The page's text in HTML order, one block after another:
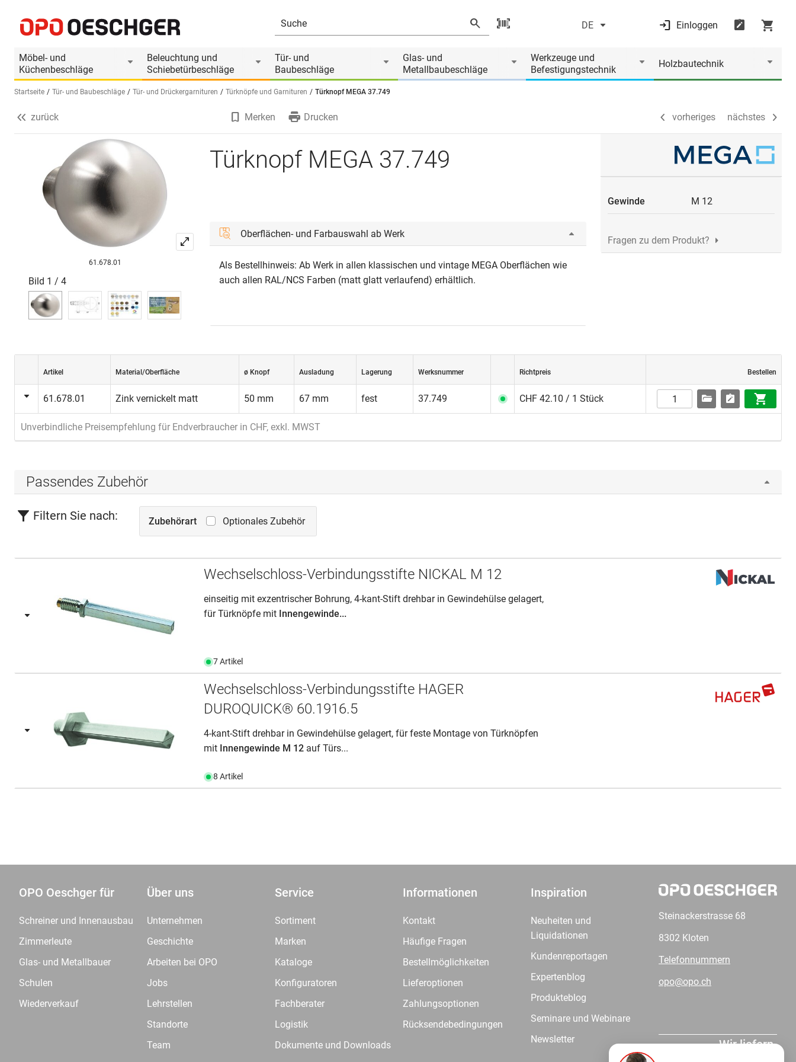
DE Einloggen
Möbel- und
Küchenbeschläge
Beleuchtung und
Schiebetürbeschläge
Tür- und
Baubeschläge
Glas- und
Metallbaubeschläge
Werkzeuge und
Befestigungstechnik
Holzbautechnik
Sprache wählen (DE)
Startseite Tür- und Baubeschläge Tür- und Drückergarnituren Türknöpfe und Garnituren Türknopf MEGA 37.749
Produktinformationen
Passendes Zubehör vorheriges nächstes
zurück Merken Drucken vorheriges nächstes
61.678.01
Bild 1 / 4
Türknopf MEGA 37.749
Oberflächen- und Farbauswahl ab Werk
Als Bestellhinweis: Ab Werk in allen klassischen und vintage MEGA Oberflächen wie
auch allen RAL/NCS Farben (matt glatt verlaufend) erhältlich.
Gewinde M 12
Fragen zu dem Produkt?
Artikel Material/Oberfläche ø Knopf Ausladung Lagerung Werksnummer Richtpreis Bestellen
61.678.01 Zink vernickelt matt 50 mm 67 mm fest 37.749 CHF 42.10 / 1 Stück
Unverbindliche Preisempfehlung für Endverbraucher in CHF, exkl. MWST
Passendes Zubehör
Filtern Sie nach: Zubehörart Optionales Zubehör
Wechselschloss-Verbindungsstifte NICKAL M 12
einseitig mit exzentrischer Bohrung, 4-kant-Stift drehbar in Gewindehülse gelagert,
für Türknöpfe mit Innengewinde...
7 Artikel
Wechselschloss-Verbindungsstifte HAGER
DUROQUICK® 60.1916.5
4-kant-Stift drehbar in Gewindehülse gelagert, für feste Montage von Türknöpfen
mit Innengewinde M 12 auf Türs...
8 Artikel
OPO Oeschger für
Schreiner und Innenausbau
Zimmerleute
Glas- und Metallbauer
Schulen
Wiederverkauf
Über uns
Unternehmen
Geschichte
Arbeiten bei OPO
Jobs
Lehrstellen
Standorte
Team
Service
Sortiment
Marken
Kataloge
Konfiguratoren
Fachberater
Logistik
Dokumente und Downloads
Informationen
Kontakt
Häufige Fragen
Bestellmöglichkeiten
Lieferoptionen
Zahlungsoptionen
Rücksendebedingungen
Inspiration
Neuheiten und
Liquidationen
Kundenreportagen
Expertenblog
Produkteblog
Seminare und Webinare
Newsletter
Steinackerstrasse 68
8302 Kloten
Telefonnummern
opo@opo.ch
Wir liefern.